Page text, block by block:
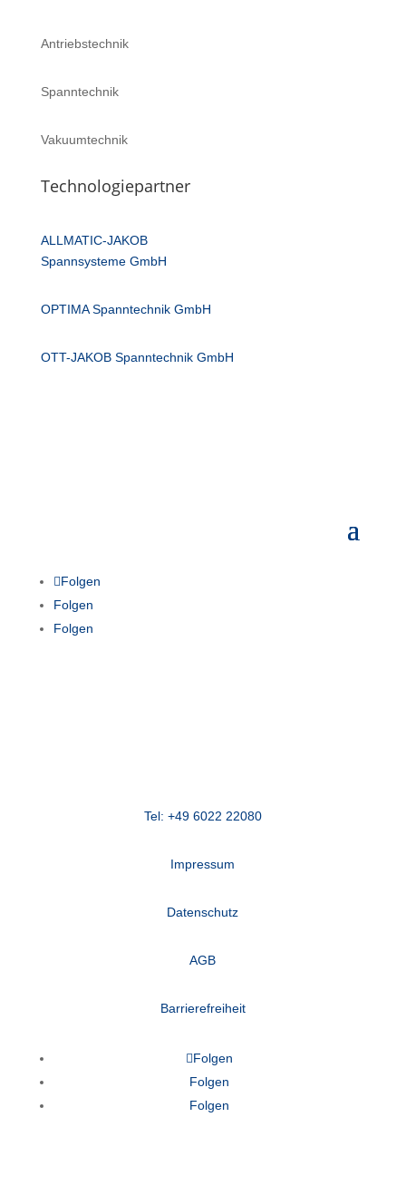
Antriebstechnik
Spanntechnik
Vakuumtechnik
Technologiepartner
ALLMATIC-JAKOB
Spannsysteme GmbH
OPTIMA Spanntechnik GmbH
OTT-JAKOB Spanntechnik GmbH
Folgen
Folgen
Folgen
Tel: +49 6022 22080
Impressum
Datenschutz
AGB
Barrierefreiheit
Folgen
Folgen
Folgen